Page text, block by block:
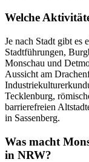
Welche
Je nach Stadt gibt es
Stadtführungen,
Monschau und
Aussicht am
Tecklenburg,
barrierefreien
in Sassenberg.
Was macht
in NRW?